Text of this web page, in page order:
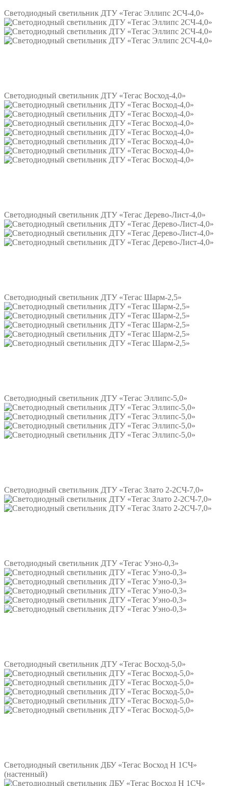
Светодиодный светильник ДТУ «Тегас Эллипс 2СЧ-4,0»
Светодиодный светильник ДТУ «Тегас Восход-4,0»
Светодиодный светильник ДТУ «Тегас Дерево-Лист-4,0»
Светодиодный светильник ДТУ «Тегас Шарм-2,5»
Светодиодный светильник ДТУ «Тегас Эллипс-5,0»
Светодиодный светильник ДТУ «Тегас Злато 2-2СЧ-7,0»
Светодиодный светильник ДТУ «Тегас Уэно-0,3»
Светодиодный светильник ДТУ «Тегас Восход-5,0»
Светодиодный светильник ДБУ «Тегас Восход Н 1СЧ»
(настенный)